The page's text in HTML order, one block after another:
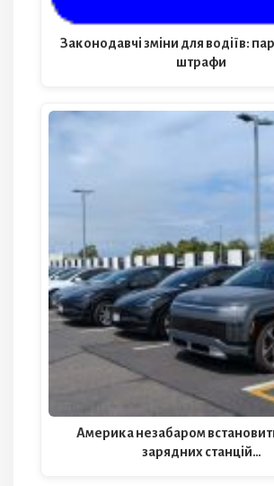
Законодавчі зміни для водіїв:
штрафи
Америка незабаром
зарядних станцій…